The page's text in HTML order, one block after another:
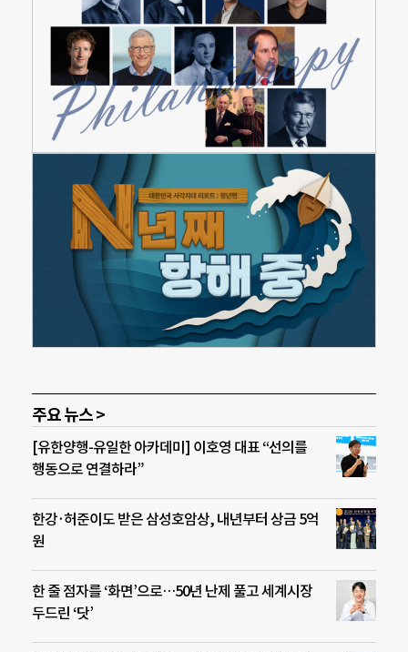
주요 뉴스 >
[유한양행-유일한 아카데미] 이호영 대표 “선의를
행동으로 연결하라”
한강·허준이도 받은 삼성호암상, 내년부터 상금 5억
원
한 줄 점자를 ‘화면’으로…50년 난제 풀고 세계시장
두드린 ‘닷’